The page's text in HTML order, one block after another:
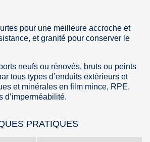
pour une meilleure accroche et
et granité pour conserver le
neufs ou rénovés, bruts ou peints
tous types d’enduits extérieurs et
et minérales en film mince, RPE,
d’imperméabilité.
PRATIQUES